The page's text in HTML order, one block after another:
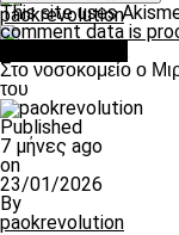
paokrevolution
This site uses
comment data is
Στο νοσοκομείο ο
του
Published
7 μήνες ago
on
23/01/2026
By
paokrevolution